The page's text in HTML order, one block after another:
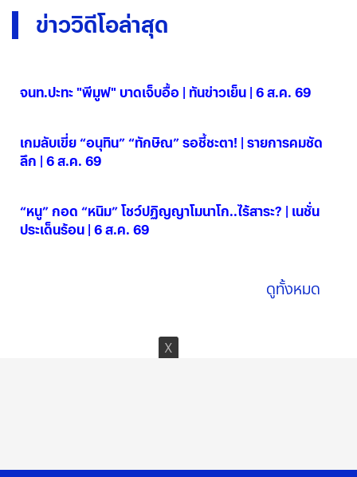
ข่าววิดีโอล่าสุด
จนท.ปะทะ "พีมูฟ" บาดเจ็บอื้อ | ทันข่าวเย็น | 6 ส.ค. 69
เกมลับเขี่ย “อนุทิน” “ทักษิณ” รอชี้ชะตา! | รายการคมชัด
ลึก | 6 ส.ค. 69
“หนู” กอด “หนิม” โชว์ปฏิญญาโมนาโก..ไร้สาระ? | เนชั่น
ประเด็นร้อน | 6 ส.ค. 69
ดูทั้งหมด